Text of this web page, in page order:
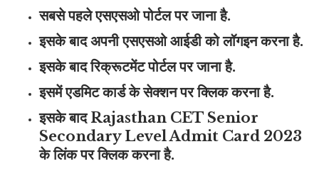
सबसे पहले एसएसओ पोर्टल पर जाना है.
इसके बाद अपनी एसएसओ आईडी को लॉगइन करना है.
इसके बाद रिक्रूटमेंट पोर्टल पर जाना है.
इसमें एडमिट कार्ड के सेक्शन पर क्लिक करना है.
इसके बाद Rajasthan CET Senior
Secondary Level Admit Card 2023
के लिंक पर क्लिक करना है.